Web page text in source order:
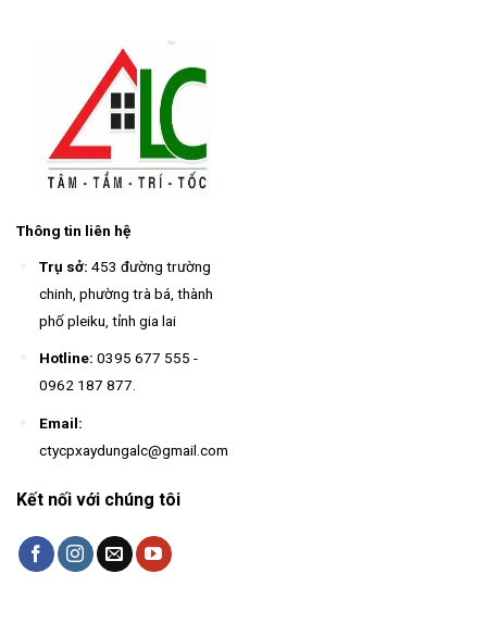
Thông tin liên hệ
Trụ sở: 453 đường trường
chinh, phường trà bá, thành
phố pleiku, tỉnh gia lai
Hotline: 0395 677 555 -
0962 187 877.
Email:
ctycpxaydungalc@gmail.com
Kết nối với chúng tôi